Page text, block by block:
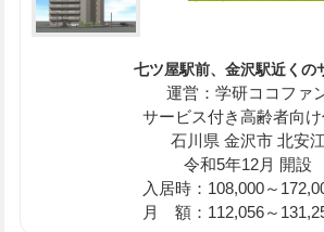
七ツ屋駅前、金沢駅近くの
運営：学研ココファ
サービス付き高齢者向
石川県 金沢市 北安江
令和5年12月 開設
入居時：108,000～
月 額：112,056～